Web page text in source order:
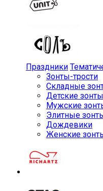
Праздники
Зонты-трости
Складные
Детские
Мужские
Элитные
Дождевики
Женские